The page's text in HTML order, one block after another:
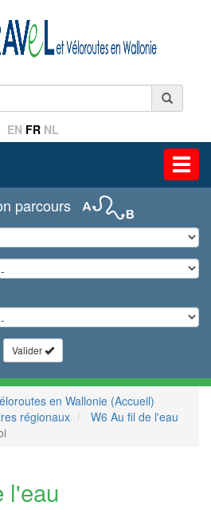
EN FR NL
parcours
Valider
en Wallonie (Accueil)
régionaux
W6 Au fil de l'eau
l'eau